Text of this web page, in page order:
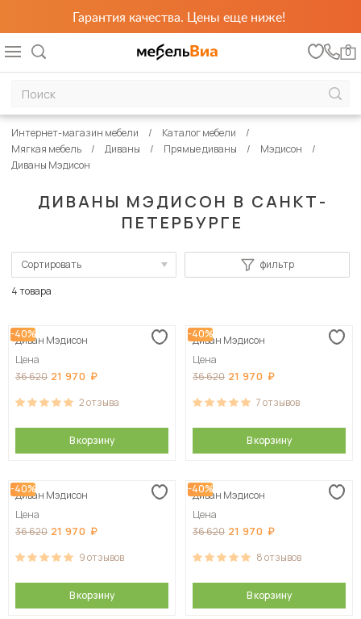
Гарантия качества. Цены еще ниже!
0
ДИВАНЫ МЭДИСОН В САНКТ-
ПЕТЕРБУРГЕ
Интернет-магазин мебели
Каталог мебели
Мягкая мебель
Диваны Прямые диваны
Мэдисон
Диваны Мэдисон
Сортировать
Сначала дорогие
фильтр
4 товара
-40%
Диван Мэдисон
Цена
36 620 21 970
2отзыва
В корзину
-40%
Диван Мэдисон
Цена
36 620 21 970
7отзывов
В корзину
-40%
Диван Мэдисон
Цена
36 620 21 970
9отзывов
В корзину
-40%
Диван Мэдисон
Цена
36 620 21 970
8отзывов
В корзину